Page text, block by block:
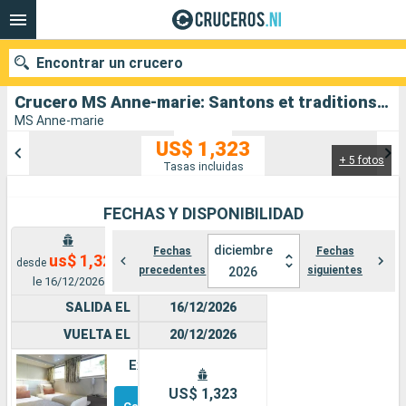
Crucero MS Anne-marie: Santons et traditions de Noël au fil des canaux de Provence Sur les pas des forteresses et villages authentiques salida desde Aigues Mortes
MS Anne-marie
+ 5 fotos
US$ 1,323
Tasas incluidas
FECHAS Y DISPONIBILIDAD
desde us$ 1,323
le 16/12/2026
Fechas
precedentes
diciembre
2026
Fechas
siguientes
SALIDA EL
VUELTA EL
Exterior
Otros
16/12/2026
20/12/2026
US$ 1,323
Encontrar un crucero
Puertos Compañías
Buscar